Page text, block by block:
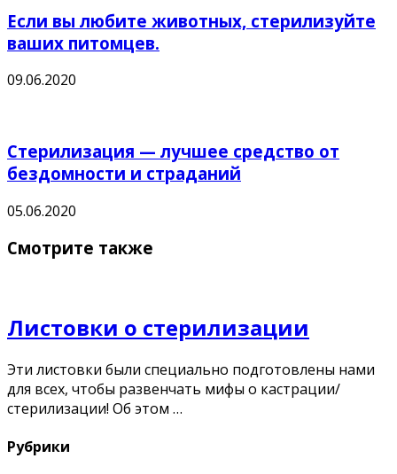
Если вы любите животных, стерилизуйте
ваших питомцев.
09.06.2020
Стерилизация — лучшее средство от
бездомности и страданий
05.06.2020
Смотрите также
Листовки о стерилизации
Эти листовки были специально подготовлены нами
для всех, чтобы развенчать мифы о кастрации/
стерилизации! Об этом …
Рубрики